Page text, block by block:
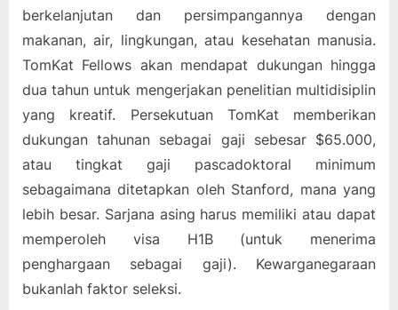
berkelanjutan dan persimpangannya dengan
makanan, air, lingkungan, atau kesehatan manusia.
TomKat Fellows akan mendapat dukungan hingga
dua tahun untuk mengerjakan penelitian multidisiplin
yang kreatif. Persekutuan TomKat memberikan
dukungan tahunan sebagai gaji sebesar $65.000,
atau tingkat gaji pascadoktoral minimum
sebagaimana ditetapkan oleh Stanford, mana yang
lebih besar. Sarjana asing harus memiliki atau dapat
memperoleh visa H1B (untuk menerima
penghargaan sebagai gaji). Kewarganegaraan
bukanlah faktor seleksi.